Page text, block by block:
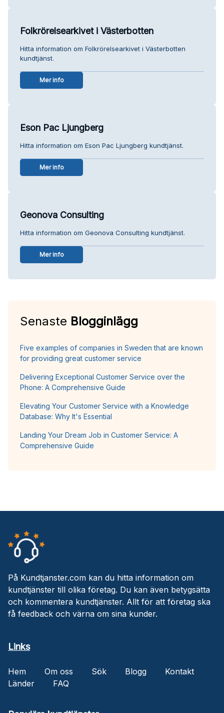
Folkrörelsearkivet i Västerbotten
Hitta information om Folkrörelsearkivet i Västerbotten
kundtjänst.
Mer info
Eson Pac Ljungberg
Hitta information om Eson Pac Ljungberg kundtjänst.
Mer info
Geonova Consulting
Hitta information om Geonova Consulting kundtjänst.
Mer info
Senaste Blogginlägg
Five examples of companies in Sweden that are known
for providing great customer service
Delivering Exceptional Customer Service over the
Phone: A Comprehensive Guide
Elevating Your Customer Service with a Knowledge
Database: Why It's Essential
Landing Your Dream Job in Customer Service: A
Comprehensive Guide
På Kundtjanster.com kan du hitta information om
kundtjänster till olika företag. Du kan även betygsätta
och kommentera kundtjänster. Allt för att företag ska
få feedback och värna om sina kunder.
Links
Hem Om oss Sök Blogg
Kontakt
Länder
FAQ